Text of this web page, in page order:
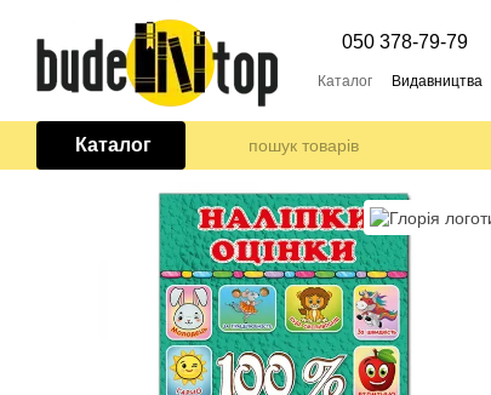
Перейти до основного контенту
050 378-79-79
Каталог Видавництва
Каталог